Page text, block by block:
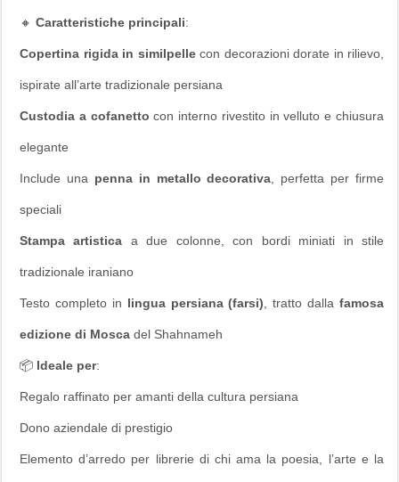
🔸 Caratteristiche principali:
Copertina rigida in similpellecon decorazioni dorate in rilievo,
ispirate all’arte tradizionale persiana
Custodia a cofanetto con interno rivestito in velluto e chiusura
elegante
Include una penna in metallo decorativa , perfetta per firme
speciali
Stampa artistica a due colonne, con bordi miniati in stile
tradizionale iraniano
Testo completo in lingua persiana (farsi) , tratto dalla famosa
edizione di Mosca del Shahnameh
📦 Ideale per:
Regalo raffinato per amanti della cultura persiana
Dono aziendale di prestigio
Elemento d’arredo per librerie di chi ama la poesia, l’arte e la